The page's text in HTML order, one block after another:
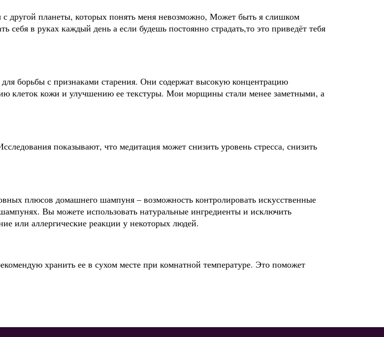
другой планеты, которых понять меня невозможно, Может быть я слишком
в руках каждый день а если будешь постоянно страдать,то это приведёт тебя
борьбы с признаками старения. Они содержат высокую концентрацию
клеток кожи и улучшению ее текстуры. Мои морщины стали менее заметными, а
показывают, что медитация может снизить уровень стресса, снизить
плюсов домашнего шампуня – возможность контролировать искусственные
Вы можете использовать натуральные ингредиенты и исключить
или аллергические реакции у некоторых людей.
хранить ее в сухом месте при комнатной температуре. Это поможет